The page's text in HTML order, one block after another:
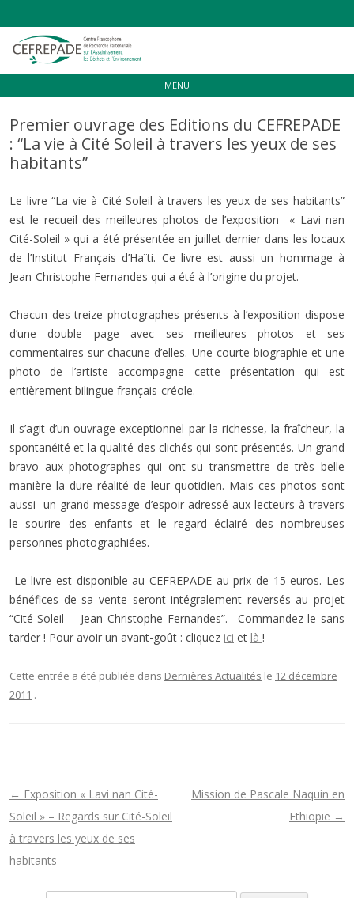
MENU
contenu
Premier ouvrage des Editions du CEFREPADE
: “La vie à Cité Soleil à travers les yeux de ses
habitants”
Le livre “La vie à Cité Soleil à travers les yeux de ses habitants”
est le recueil des meilleures photos de l’exposition « Lavi nan
Cité-Soleil » qui a été présentée en juillet dernier dans les locaux
de l’Institut Français d’Haïti. Ce livre est aussi un hommage à
Jean-Christophe Fernandes qui a été à l’origine du projet.
Chacun des treize photographes présents à l’exposition dispose
d’une double page avec ses meilleures photos et ses
commentaires sur chacune d’elles. Une courte biographie et une
photo de l’artiste accompagne cette présentation qui est
entièrement bilingue français-créole.
Il s’agit d’un ouvrage exceptionnel par la richesse, la fraîcheur, la
spontanéité et la qualité des clichés qui sont présentés. Un grand
bravo aux photographes qui ont su transmettre de très belle
manière la dure réalité de leur quotidien. Mais ces photos sont
aussi un grand message d’espoir adressé aux lecteurs à travers
le sourire des enfants et le regard éclairé des nombreuses
personnes photographiées.
Le livre est disponible au CEFREPADE au prix de 15 euros. Les
bénéfices de sa vente seront intégralement reversés au projet
“Cité-Soleil – Jean Christophe Fernandes”. Commandez-le sans
tarder ! Pour avoir un avant-goût : cliquez ici et là !
Cette entrée a été publiée dans Dernières Actualités le 12 décembre
2011 .
N
a
v
i
← Exposition « Lavi nan Cité-
Soleil » – Regards sur Cité-Soleil
à travers les yeux de ses
habitants
Mission de Pascale Naquin en
Ethiopie →